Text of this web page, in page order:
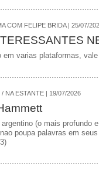
COM FELIPE BRIDA | 25/07/
em varias plataformas,
NA ESTANTE | 19/07/2026
(o mais profundo
poupa palavras em